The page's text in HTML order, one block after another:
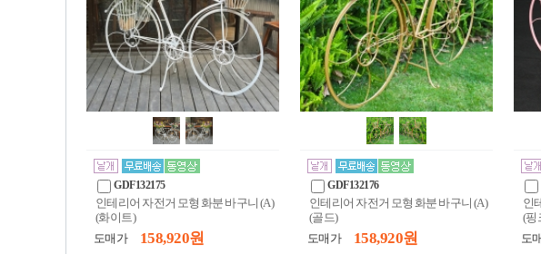
GDF132175
인테리어 자전거 모형 화분 바구니 (A)
(화이트)
도매가
158,920 원
GDF132176
인테리어 자전거 모형 화분 바구니 (A)
(골드)
도매가
158,920 원
인
(핑
도